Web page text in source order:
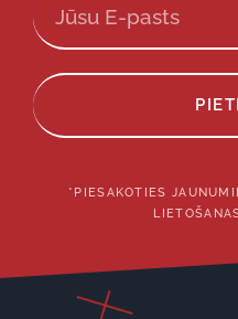
*PIESAKOTIES